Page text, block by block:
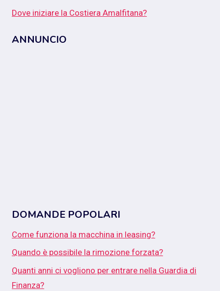
Dove iniziare la Costiera Amalfitana?
ANNUNCIO
DOMANDE POPOLARI
Come funziona la macchina in leasing?
Quando è possibile la rimozione forzata?
Quanti anni ci vogliono per entrare nella Guardia di
Finanza?